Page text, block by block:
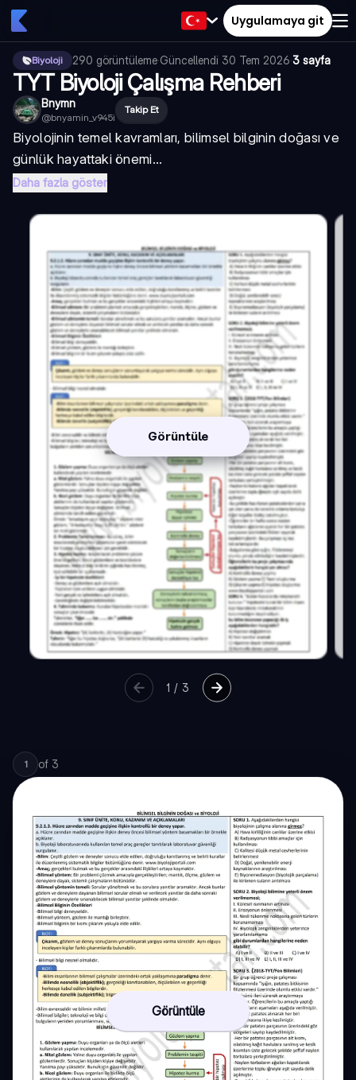
Uygulamaya git
Biyoloji 290 görüntüleme·Güncellendi 30 Tem 2026·3 sayfa
TYT Biyoloji Çalışma Rehberi
Bnymn
@bnyamin_v945i
Takip Et
Biyolojinin temel kavramları, bilimsel bilginin doğası ve
günlük hayattaki önemi...
Daha fazla göster
Görüntüle
1 / 3
1 of 3
Görüntüle